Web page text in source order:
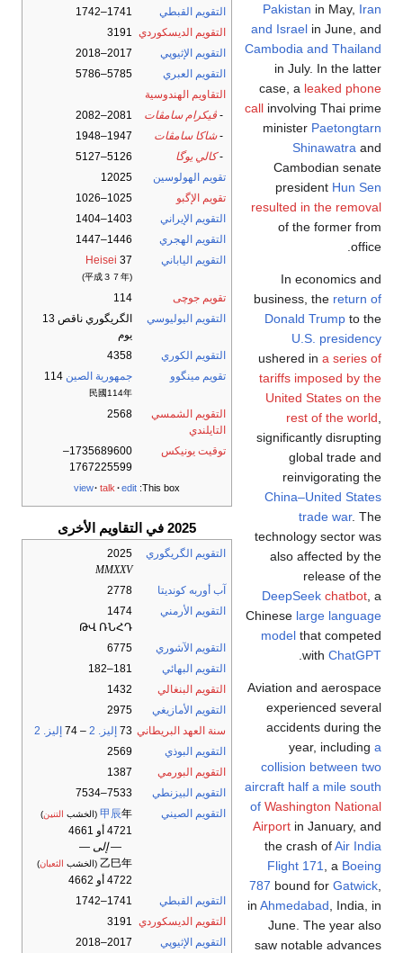
التقويم القبطي
1741–1742
التقويم الديسكوردي
3191
التقويم الإثيوپي
2017–2018
التقويم العبري
5785–5786
التقاويم الهندوسية
- ڤيكرام سامڤات
2081–2082
-شاكا سامڤات
1947–1948
-كالي يوگا
5126–5127
تقويم الهولوسين
12025
تقويم الإگبو
1025–1026
التقويم الإيراني
1403–1404
التقويم الهجري
1446–1447
التقويم الياباني
Heisei 37
(平成３７年)
تقويم جوچى
114
التقويم اليوليوسي
الگريگوري ناقص 13
يوم
التقويم الكوري
4358
تقويم مينگوو
جمهورية الصين
民國114年
التقويم الشمسي
التايلندي
2568
توقيت يونيكس
1735689600–
1767225599
This box:
view talk edit
2025 في التقاويم الأخرى
التقويم الگريگوري
2025
MMXXV
آب أوربه كونديتا
2778
التقويم الأرمني
1474
ԹՎ ՌՆՀԴ
التقويم الآشوري
6775
التقويم البهائي
181–182
التقويم البنغالي
1432
التقويم الأمازيغي
2975
سنة العهد البريطاني 73 إليز. 2 – 74
إليز. 2
التقويم البوذي
2569
التقويم البورمي
1387
التقويم البيزنطي
7533–7534
التقويم الصيني
甲辰年 (الخشب التنين)
4721 أو 4661
— إلى —
乙巳年 (الخشب الثعبان)
4722 أو 4662
التقويم القبطي
1741–1742
التقويم الديسكوردي 3191
التقويم الإثيوپي
2017–2018
Pakistan in May, Iran
and Israel in June, and
Cambodia and Thailand
in July. In the latter
case, a leaked phone
call involving Thai prime
minister Paetongtarn
Shinawatra and
Cambodian senate
president Hun Sen
resulted in the removal
of the former from
office.
In economics and
business, the return of
Donald Trump to the
U.S. presidency
ushered in a series of
tariffs imposed by the
United States on the
rest of the world
significantly disrupting
global trade and
reinvigorating the
China–United States
trade war. The
technology sector was
also affected by the
release of the
DeepSeek chatbot , a
Chinese large language
model that competed
with ChatGPT
Aviation and aerospace
experienced several
accidents during the
year, including a
collision between two
aircraft half a mile south
of Washington National
Airport in January, and
the crash ofAir India
Flight 171
, a Boeing
787 bound for Gatwick
in Ahmedabad , India, in
June. The year also
saw notable advances